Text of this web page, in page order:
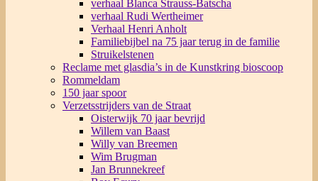
verhaal Blanca Strauss-Batscha
verhaal Rudi Wertheimer
Verhaal Henri Anholt
Familiebijbel na 75 jaar terug in de familie
Struikelstenen
Reclame met glasdia’s in de Kunstkring bioscoop
Rommeldam
150 jaar spoor
Verzetsstrijders van de Straat
Oisterwijk 70 jaar bevrijd
Willem van Baast
Willy van Breemen
Wim Brugman
Jan Brunnekreef